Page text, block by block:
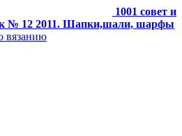
1001 совет и
№ 12 2011. Шапки,шали, шарфы
вязанию